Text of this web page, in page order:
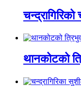
थानकोटको